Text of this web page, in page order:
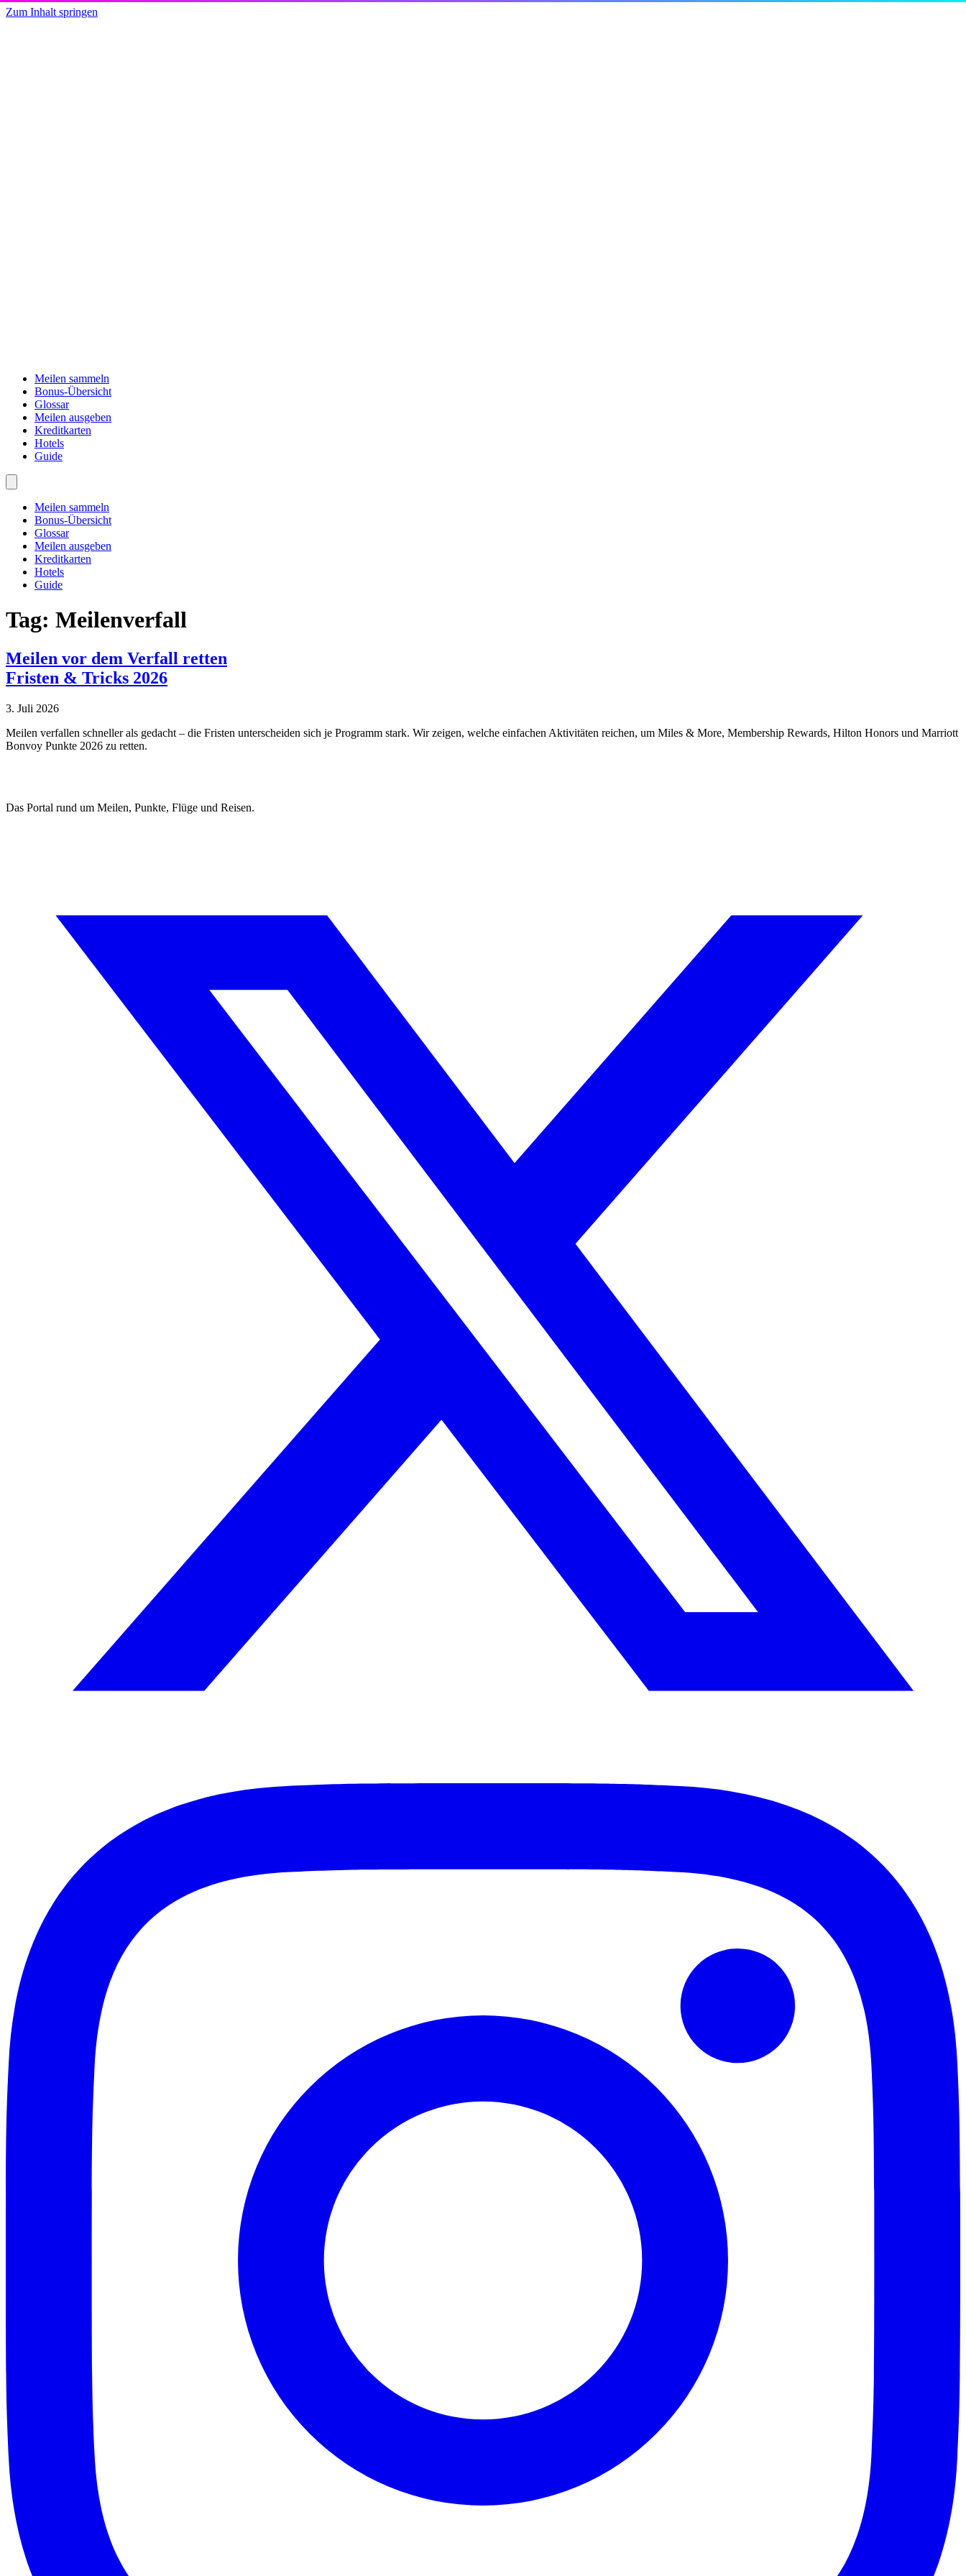
Zum Inhalt springen
Meilen sammeln
Bonus-Übersicht
Glossar
Meilen ausgeben
Kreditkarten
Hotels
Guide
Meilen sammeln
Bonus-Übersicht
Glossar
Meilen ausgeben
Kreditkarten
Hotels
Guide
Tag: Meilenverfall
Meilen vor dem Verfall retten
Fristen & Tricks 2026
3. Juli 2026
Meilen verfallen schneller als gedacht – die Fristen unterscheiden sich je Programm stark. Wir zeigen, welche einfachen Aktivitäten reichen, um Miles & More, Membership Rewards, Hilton Honors und Marriott
Bonvoy Punkte 2026 zu retten.
Das Portal rund um Meilen, Punkte, Flüge und Reisen.